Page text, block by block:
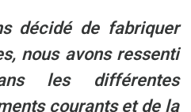
décidé de fabriquer
, nous avons ressenti
les différentes
courants et de la